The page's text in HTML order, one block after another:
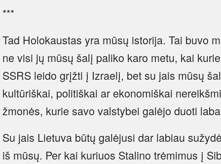
***
Tad Holokaustas yra mūsų istorija. Tai buvo
ne visi jų mūsų šalį paliko karo metu, kai
SSRS leido grįžti į Izraelį, bet su jais mūsų
kultūriškai, politiškai ar ekonomiškai
žmonės, kurie savo valstybei galėjo duoti
Su jais Lietuva būtų galėjusi dar labiau
iš mūsų. Per kai kuriuos Stalino trėmimus į